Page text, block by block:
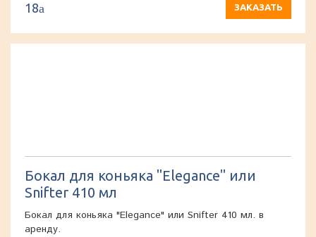
18a ЗАКАЗАТЬ
Бокал для коньяка "Elegance" или
Snifter 410 мл
Бокал для коньяка "Elegance" или Snifter 410 мл. в
аренду.